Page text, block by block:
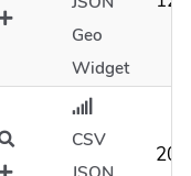
Geo
Widget
CSV
20